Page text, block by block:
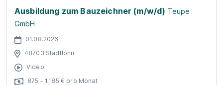
Ausbildung zum Bauzeichner (m/w/d) Teupe
GmbH
01.08.2026
48703 Stadtlohn
Video
875 - 1.185 € pro Monat